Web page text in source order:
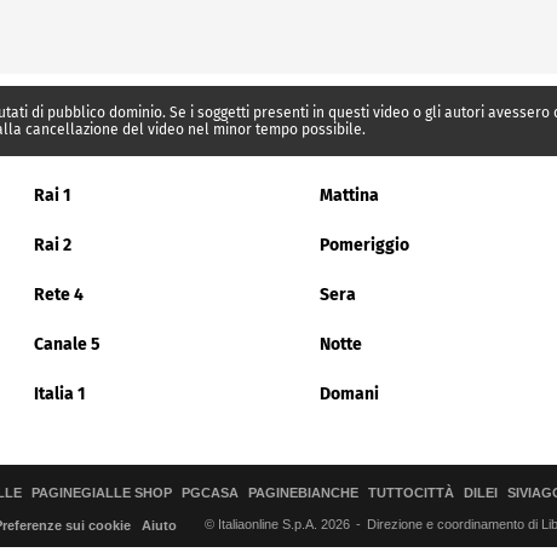
di pubblico dominio. Se i soggetti presenti in questi video o gli autori
cancellazione del video nel minor tempo possibile.
Rai 1 Mattina
Rai 2 Pomeriggio
Rete 4 Sera
Canale 5 Notte
Italia 1 Domani
PAGINEGIALLE SHOP PGCASA PAGINEBIANCHE TUTTOCITTÀ DILEI
sui cookie Aiuto © Italiaonline S.p.A. 2026 Direzione e coordinamento di